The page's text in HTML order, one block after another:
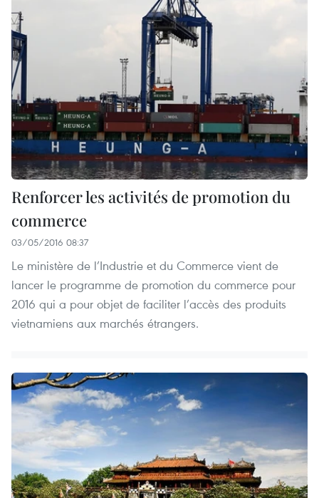
Renforcer les activités de promotion du
commerce
03/05/2016 08:37
Le ministère de l’Industrie et du Commerce vient de
lancer le programme de promotion du commerce pour
2016 qui a pour objet de faciliter l’accès des produits
vietnamiens aux marchés étrangers.